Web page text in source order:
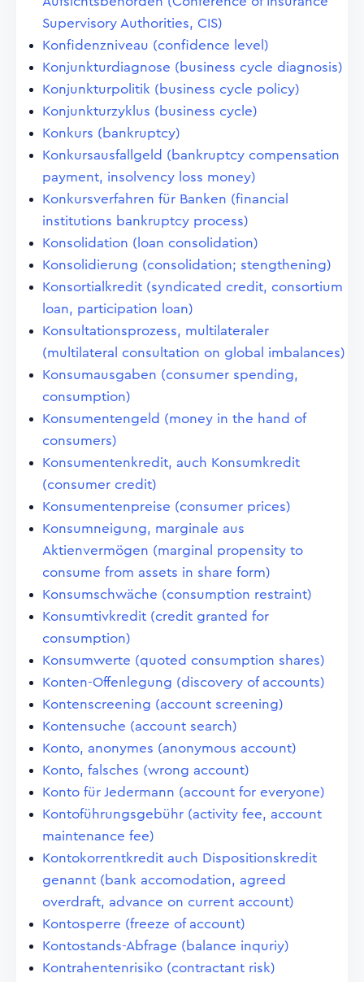
Supervisory Authorities, CIS)
Konfidenzniveau (confidence level)
Konjunkturdiagnose (business cycle diagnosis)
Konjunkturpolitik (business cycle policy)
Konjunkturzyklus (business cycle)
Konkurs (bankruptcy)
Konkursausfallgeld (bankruptcy compensation
payment, insolvency loss money)
Konkursverfahren für Banken (financial
institutions bankruptcy process)
Konsolidation (loan consolidation)
Konsolidierung (consolidation; stengthening)
Konsortialkredit (syndicated credit, consortium
loan, participation loan)
Konsultationsprozess, multilateraler
(multilateral consultation on global imbalances)
Konsumausgaben (consumer spending,
consumption)
Konsumentengeld (money in the hand of
consumers)
Konsumentenkredit, auch Konsumkredit
(consumer credit)
Konsumentenpreise (consumer prices)
Konsumneigung, marginale aus
Aktienvermögen (marginal propensity to
consume from assets in share form)
Konsumschwäche (consumption restraint)
Konsumtivkredit (credit granted for
consumption)
Konsumwerte (quoted consumption shares)
Konten-Offenlegung (discovery of accounts)
Kontenscreening (account screening)
Kontensuche (account search)
Konto, anonymes (anonymous account)
Konto, falsches (wrong account)
Konto für Jedermann (account for everyone)
Kontoführungsgebühr (activity fee, account
maintenance fee)
Kontokorrentkredit auch Dispositionskredit
genannt (bank accomodation, agreed
overdraft, advance on current account)
Kontosperre (freeze of account)
Kontostands-Abfrage (balance inquriy)
Kontrahentenrisiko (contractant risk)